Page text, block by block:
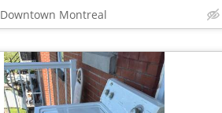
Downtown Montreal